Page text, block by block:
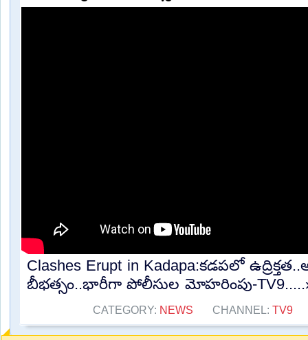
Clashes Erupt in Kadapa:కడపలో
బీభత్సం..భారీగా పోలీసుల మోహరింపు-
CATEGORY: NEWS CHANNEL: TV9